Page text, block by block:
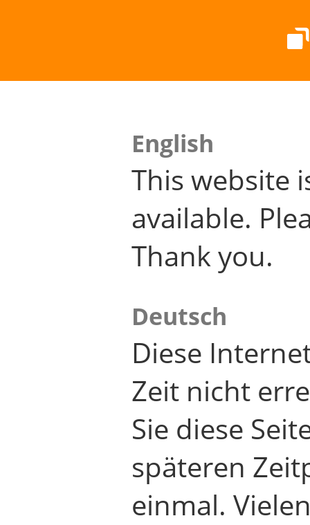
English
This website
available.
Thank you.
Deutsch
Diese
Zeit nicht
Sie diese
späteren
einmal.